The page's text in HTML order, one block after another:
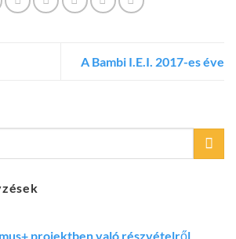
A Bambi I.E.I. 2017-es éve
projektben való részvételről